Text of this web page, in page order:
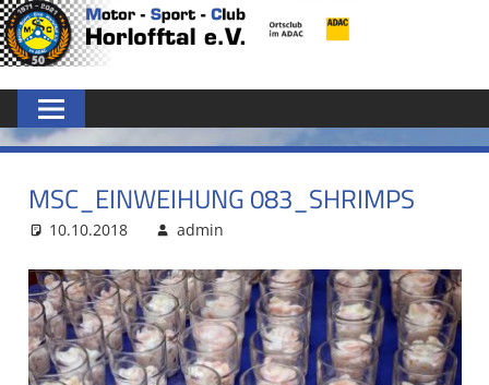
Zum
Inhalt
MSC
HORLOFFTAL
E.V.
MSC_EINWEIHUNG 083_SHRIMPS
10.10.2018 admin